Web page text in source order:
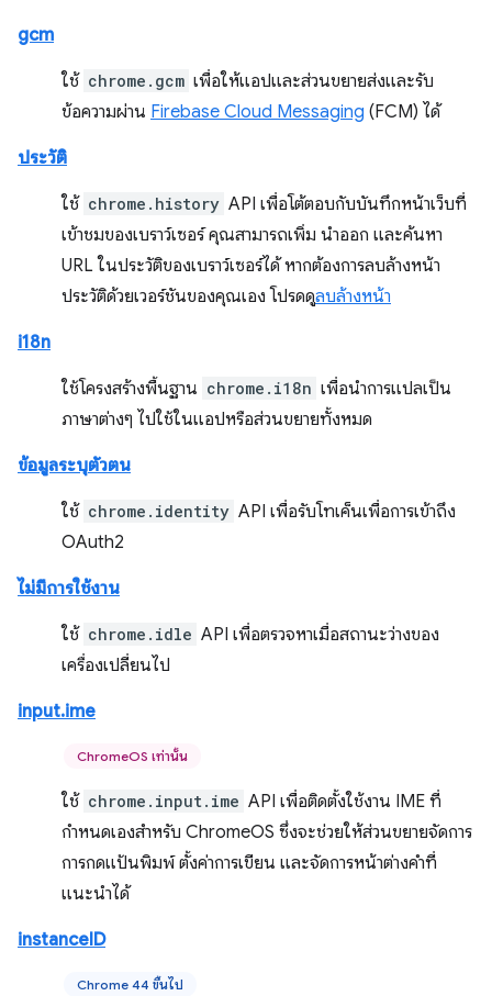
gcm
ใช้ chrome.gcm เพื่อให้แอปและส่วนขยายส่งและรับ
ข้อความผ่าน Firebase Cloud Messaging (FCM) ได้
ประวัติ
ใช้ chrome.history API เพื่อโต้ตอบกับบันทึกหน้าเว็บที่
เข้าชมของเบราว์เซอร์ คุณสามารถเพิ่ม นำออก และค้นหา
URL ในประวัติของเบราว์เซอร์ได้ หากต้องการลบล้างหน้า
ประวัติด้วยเวอร์ชันของคุณเอง โปรดดูลบล้างหน้า
i18n
ใช้โครงสร้างพื้นฐาน chrome.i18n เพื่อนำการแปลเป็น
ภาษาต่างๆ ไปใช้ในแอปหรือส่วนขยายทั้งหมด
ข้อมูลระบุตัวตน
ใช้ chrome.identity API เพื่อรับโทเค็นเพื่อการเข้าถึง
OAuth2
ไม่มีการใช้งาน
ใช้ chrome.idle API เพื่อตรวจหาเมื่อสถานะว่างของ
เครื่องเปลี่ยนไป
input.ime
ChromeOS เท่านั้น
ใช้ chrome.input.ime API เพื่อติดตั้งใช้งาน IME ที่
กำหนดเองสำหรับ ChromeOS ซึ่งจะช่วยให้ส่วนขยายจัดการ
การกดแป้นพิมพ์ ตั้งค่าการเขียน และจัดการหน้าต่างคำที่
แนะนำได้
instanceID
Chrome 44 ขึ้นไป